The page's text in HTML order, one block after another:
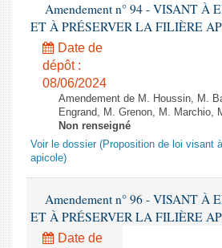
Amendement n° 94 - VISANT À
ET À PRÉSERVER LA FILIÈRE
Date de
dépôt :
08/06/2024
Amendement de M. Houssin, M.
Engrand, M. Grenon, M. Marchio,
Non renseigné
Voir le dossier (Proposition de loi visant
apicole)
Amendement n° 96 - VISANT À
ET À PRÉSERVER LA FILIÈRE
Date de